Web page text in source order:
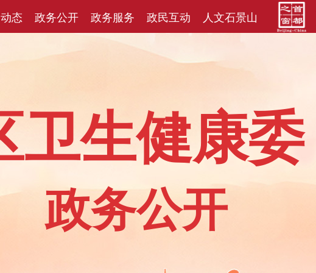
态 政务公开 政务服务 政民互动 人文石景山
卫生健康委
政务公开